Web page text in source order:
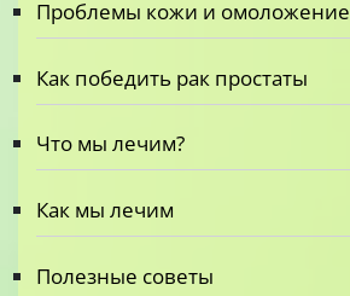
Проблемы кожи и омоложение
Как победить рак простаты
Что мы лечим?
Как мы лечим
Полезные советы